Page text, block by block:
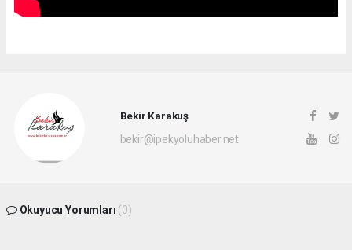
Bekir Karakuş
bekir@ipekyoluhaber.net
Okuyucu Yorumları (0)